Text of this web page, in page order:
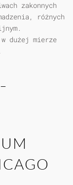
zakonnych
różnych
dużej mierze